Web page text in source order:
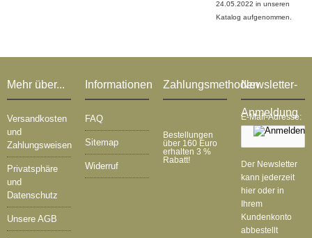
24.05.2022 in unseren
Katalog aufgenommen.
Mehr über...
Versandkosten
und
Zahlungsweisen
Privatsphäre
und
Datenschutz
Unsere AGB
Informationen
FAQ
Sitemap
Widerruf
Zahlungsmethoden
Bestellungen
über 160 Euro
erhalten 3 %
Rabatt!
Newsletter-
Anmeldung
E-Mail-Adresse:
Der Newsletter
kann jederzeit
hier oder in
Ihrem
Kundenkonto
abbestellt